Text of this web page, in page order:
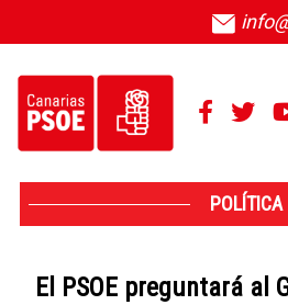
POLÍTICA
El PSOE preguntará al